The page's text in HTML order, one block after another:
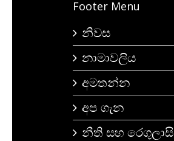
Footer Menu
නිවස
නාමාවලිය
අමතන්න
අප ගැන
නීති සහ රෙගුලාසි